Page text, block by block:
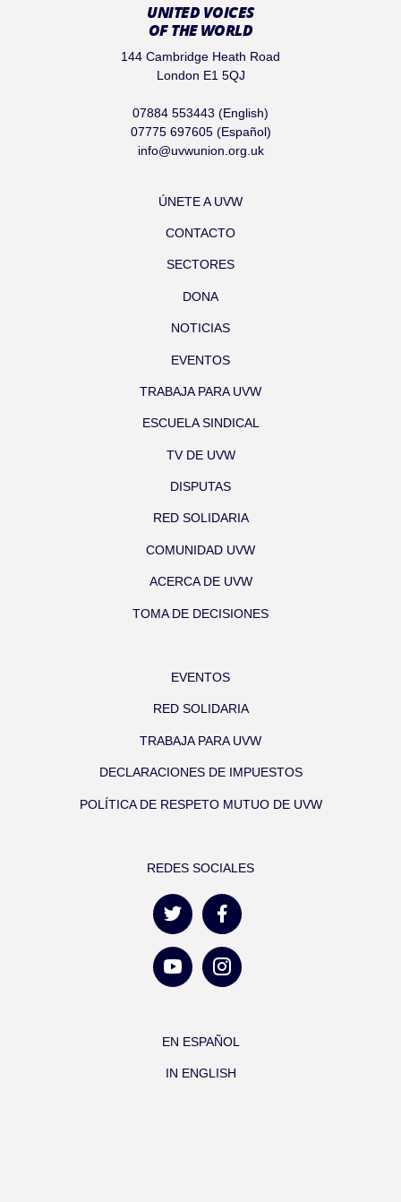
UNITED VOICES
OF THE WORLD
144 Cambridge Heath Road
London E1 5QJ
07884 553443 (English)
07775 697605 (Español)
info@uvwunion.org.uk
ÚNETE A UVW
CONTACTO
SECTORES
DONA
NOTICIAS
EVENTOS
TRABAJA PARA UVW
ESCUELA SINDICAL
TV DE UVW
DISPUTAS
RED SOLIDARIA
COMUNIDAD UVW
ACERCA DE UVW
TOMA DE DECISIONES
EVENTOS
RED SOLIDARIA
TRABAJA PARA UVW
DECLARACIONES DE IMPUESTOS
POLÍTICA DE RESPETO MUTUO DE UVW
REDES SOCIALES
EN ESPAÑOL
IN ENGLISH